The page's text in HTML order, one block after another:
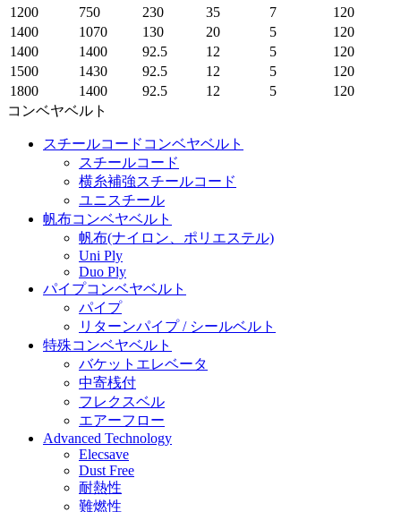
1200
750 230 35 7
120
1400
1070 130 20 5
120
1400
1400 92.5 12 5
120
1500
1430 92.5 12 5
120
1800
1400 92.5 12 5
120
コンベヤベルト
スチールコードコンベヤベルト
スチールコード
横糸補強スチールコード
ユニスチール
帆布コンベヤベルト
帆布(ナイロン、ポリエステル)
Uni Ply
Duo Ply
パイプコンベヤベルト
パイプ
リターンパイプ / シールベルト
特殊コンベヤベルト
バケットエレベータ
中寄桟付
フレクスベル
エアーフロー
Advanced Technology
Elecsave
Dust Free
耐熱性
難燃性